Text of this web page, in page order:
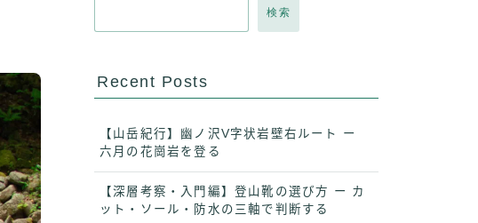
検索
Recent Posts
【山岳紀行】幽ノ沢V字状岩壁右ルート ー
六月の花崗岩を登る
【深層考察・入門編】登山靴の選び方 ー カ
ット・ソール・防水の三軸で判断する